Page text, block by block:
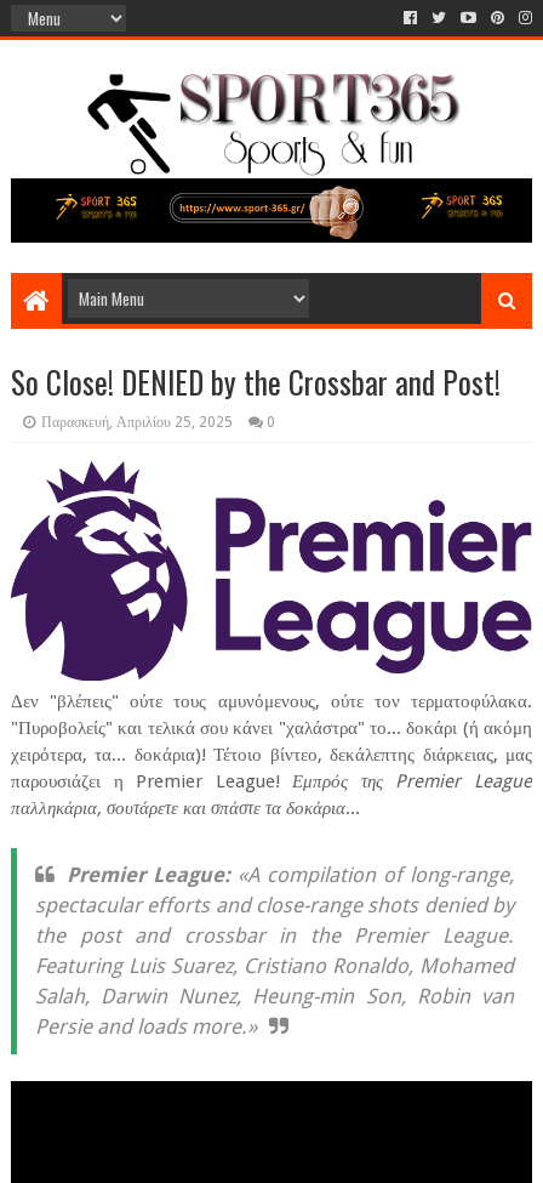
So Close! DENIED by the Crossbar and Post!
Παρασκευή, Απριλίου 25, 2025 0
Δεν "βλέπεις" ούτε τους αμυνόμενους, ούτε τον τερματοφύλακα.
"Πυροβολείς" και τελικά σου κάνει "χαλάστρα" το... δοκάρι (ή ακόμη
χειρότερα, τα... δοκάρια)! Τέτοιο βίντεο, δεκάλεπτης διάρκειας, μας
παρουσιάζει η Premier League!Εμπρός της Premier League
παλληκάρια, σουτάρετε και σπάστε τα δοκάρια...
Premier League:«A compilation of long-range,
spectacular efforts and close-range shots denied by
the post and crossbar in the Premier League.
Featuring Luis Suarez, Cristiano Ronaldo, Mohamed
Salah, Darwin Nunez, Heung-min Son, Robin van
Persie and loads more.»